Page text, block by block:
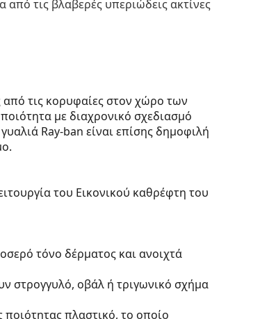
τις βλαβερές υπεριώδεις ακτίνες
τις κορυφαίες στον χώρο των
με διαχρονικό σχεδιασμό
Ray-ban είναι επίσης δημοφιλή
του Εικονικού καθρέφτη του
τόνο δέρματος και ανοιχτά
στρογγυλό, οβάλ ή τριγωνικό σχήμα
πλαστικό, το οποίο